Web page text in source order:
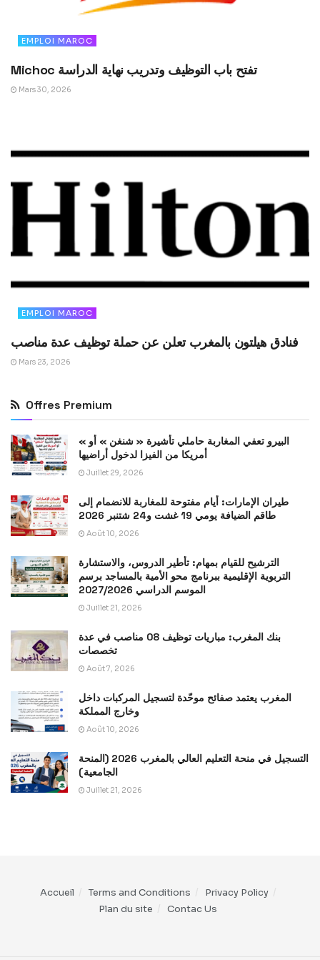
EMPLOI MAROC
Michoc تفتح باب التوظيف وتدريب نهاية الدراسة
Mars 30, 2026
EMPLOI MAROC
فنادق هيلتون بالمغرب تعلن عن حملة توظيف عدة مناصب
Mars 23, 2026
Offres Premium
« البيرو تعفي المغاربة حاملي تأشيرة « شنغن » أو
أمريكا من الفيزا لدخول أراضيها
Juillet 29, 2026
طيران الإمارات: أيام مفتوحة للمغاربة للانضمام إلى
طاقم الضيافة يومي 19 غشت و24 شتنبر 2026
Août 10, 2026
الترشيح للقيام بمهام: تأطير الدروس، والاستشارة
التربوية الإقليمية ببرنامج محو الأمية بالمساجد برسم
الموسم الدراسي 2027/2026
Juillet 21, 2026
بنك المغرب: مباريات توظيف 08 مناصب في عدة
تخصصات
Août 7, 2026
المغرب يعتمد صفائح موحّدة لتسجيل المركبات داخل
وخارج المملكة
Août 10, 2026
التسجيل في منحة التعليم العالي بالمغرب 2026 (المنحة
الجامعية)
Juillet 21, 2026
Accueil Terms and Conditions
Privacy Policy
Plan du site
Contac Us